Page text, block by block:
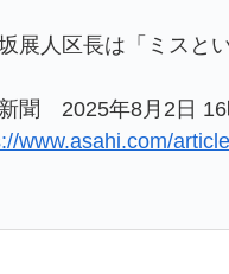
展人区長は「ミスと
聞 2025年8月2日 16
www.asahi.com/